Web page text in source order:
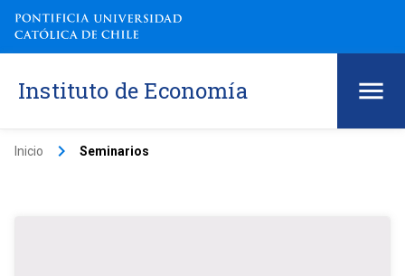
Instituto de Economía
Inicio keyboard_arrow_right Seminarios